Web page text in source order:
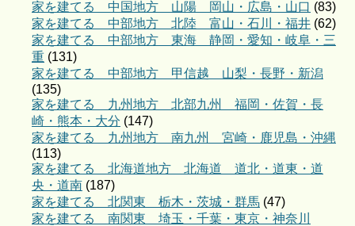
家を建てる 中国地方 山陽 岡山・広島・山口 (83)
家を建てる 中部地方 北陸 富山・石川・福井 (62)
家を建てる 中部地方 東海 静岡・愛知・岐阜・三
重 (131)
家を建てる 中部地方 甲信越 山梨・長野・新潟
(135)
家を建てる 九州地方 北部九州 福岡・佐賀・長
崎・熊本・大分 (147)
家を建てる 九州地方 南九州 宮崎・鹿児島・沖縄
(113)
家を建てる 北海道地方 北海道 道北・道東・道
央・道南 (187)
家を建てる 北関東 栃木・茨城・群馬 (47)
家を建てる 南関東 埼玉・千葉・東京・神奈川